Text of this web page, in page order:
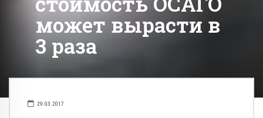
может вырасти в
3 раза
29.03.2017